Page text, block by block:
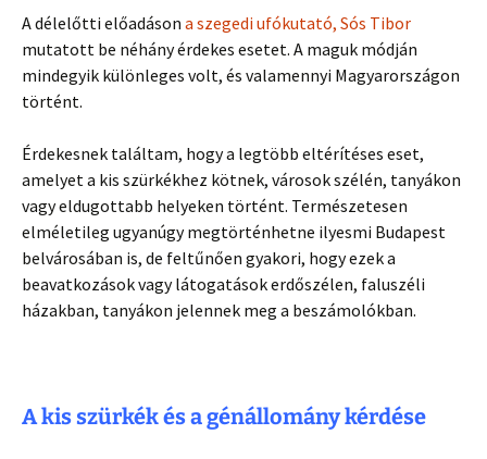
A délelőtti előadáson a szegedi ufókutató, Sós Tibor
mutatott be néhány érdekes esetet. A maguk módján
mindegyik különleges volt, és valamennyi Magyarországon
történt.
Érdekesnek találtam, hogy a legtöbb eltérítéses eset,
amelyet a kis szürkékhez kötnek, városok szélén, tanyákon
vagy eldugottabb helyeken történt. Természetesen
elméletileg ugyanúgy megtörténhetne ilyesmi Budapest
belvárosában is, de feltűnően gyakori, hogy ezek a
beavatkozások vagy látogatások erdőszélen, faluszéli
házakban, tanyákon jelennek meg a beszámolókban.
A kis szürkék és a génállomány kérdése